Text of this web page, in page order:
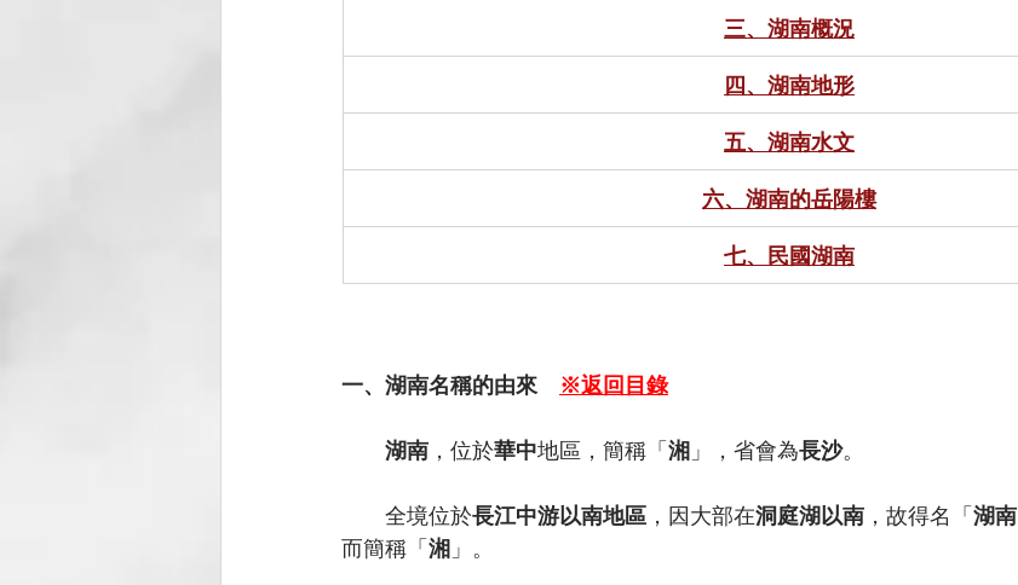
三、湖南概況
四、湖南地形
五、湖南水文
六、湖南的岳陽樓
七、民國湖南
一、湖南名稱的由來 ※返回目錄
湖南 ，位於華中地區，簡稱「湘 」，省會為長沙。
全境位於長江中游以南地區 ，因大部在洞庭湖以南 ，故得名「湖南
而簡稱「湘 」。